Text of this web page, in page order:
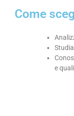
Come
e